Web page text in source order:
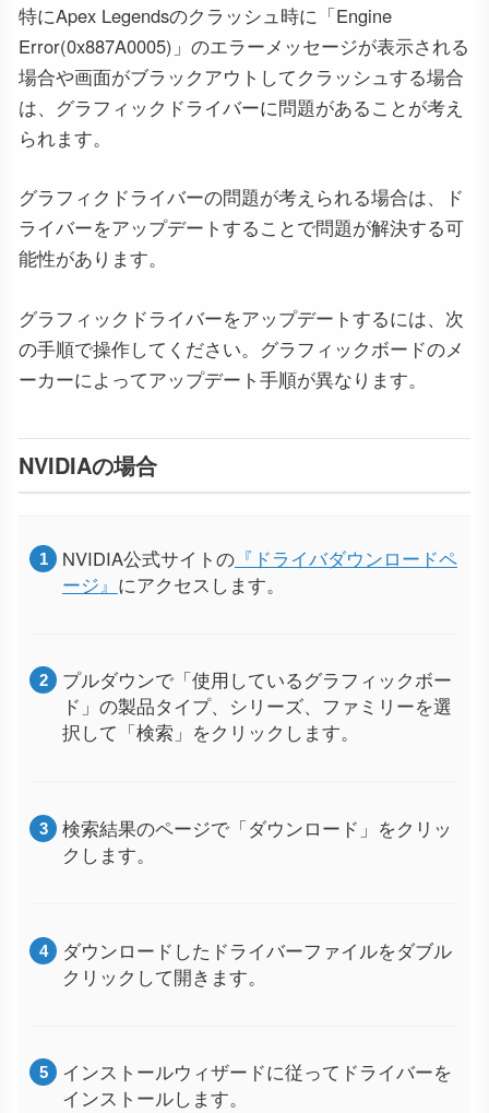
特にApex Legendsのクラッシュ時に「Engine
Error(0x887A0005)」のエラーメッセージが表示される
場合や画面がブラックアウトしてクラッシュする場合
は、グラフィックドライバーに問題があることが考え
られます。
グラフィクドライバーの問題が考えられる場合は、ド
ライバーをアップデートすることで問題が解決する可
能性があります。
グラフィックドライバーをアップデートするには、次
の手順で操作してください。グラフィックボードのメ
ーカーによってアップデート手順が異なります。
NVIDIAの場合
NVIDIA公式サイトの 『ドライバダウンロードペ
ージ』 にアクセスします。
プルダウンで「使用しているグラフィックボー
ド」の製品タイプ、シリーズ、ファミリーを選
択して「検索」をクリックします。
検索結果のページで「ダウンロード」をクリッ
クします。
ダウンロードしたドライバーファイルをダブル
クリックして開きます。
インストールウィザードに従ってドライバーを
インストールします。